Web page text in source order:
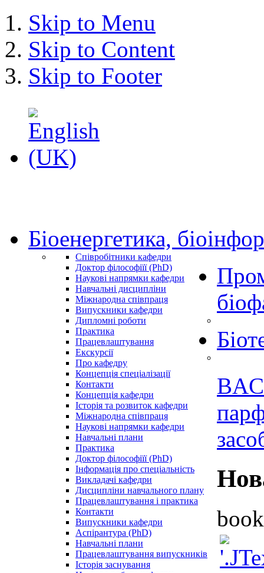
Skip to Menu
Skip to Content
Skip to Footer
Біоенергетика,
Співробітники кафедри
Доктор філософіїї (PhD)
Наукові напрямки кафедри
Навчальні дисципліни
Міжнародна співпраця
Випускники кафедри
Дипломні роботи
Практика
Працевлаштування
Екскурсії
Про кафедру
Концепція спеціалізації
Контакти
Концепція кафедри
Історія та розвиток кафедри
Міжнародна співпраця
Наукові напрямки кафедри
Навчальні плани
Практика
Доктор філософіїї (PhD)
Інформація про спеціальність
Викладачі кафедри
Дисципліни навчального плану
Працевлаштування і практика
Контакти
Випускники кафедри
Аспірантура (PhD)
Навчальні плани
Працевлаштування випускників
Історія заснування